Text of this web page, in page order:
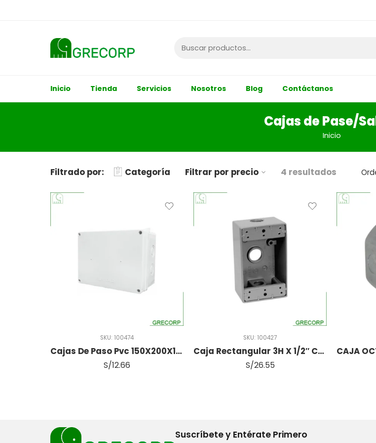
Inicio Tienda Servicios Nosotros Blog Contáctanos
Cajas de Pase/
Inicio
Filtrado por: Categoría Filtrar por precio 4 resultados
SKU: 100474
Cajas De Paso Pvc 150X200X100
S/12.66
SKU: 100427
Caja Rectangular 3H X 1/2″ Conduit
S/26.55
Suscríbete y Entérate Primero